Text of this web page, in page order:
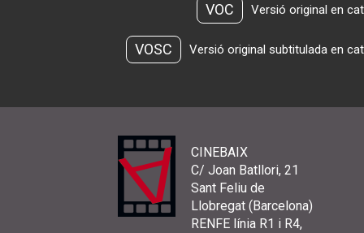
VOC Versió original en
VOSC Versió original subtitulada en
CINEBAIX
C/ Joan Batllori, 21
Sant Feliu de
Llobregat (Barcelona)
RENFE línia R1 i R4,